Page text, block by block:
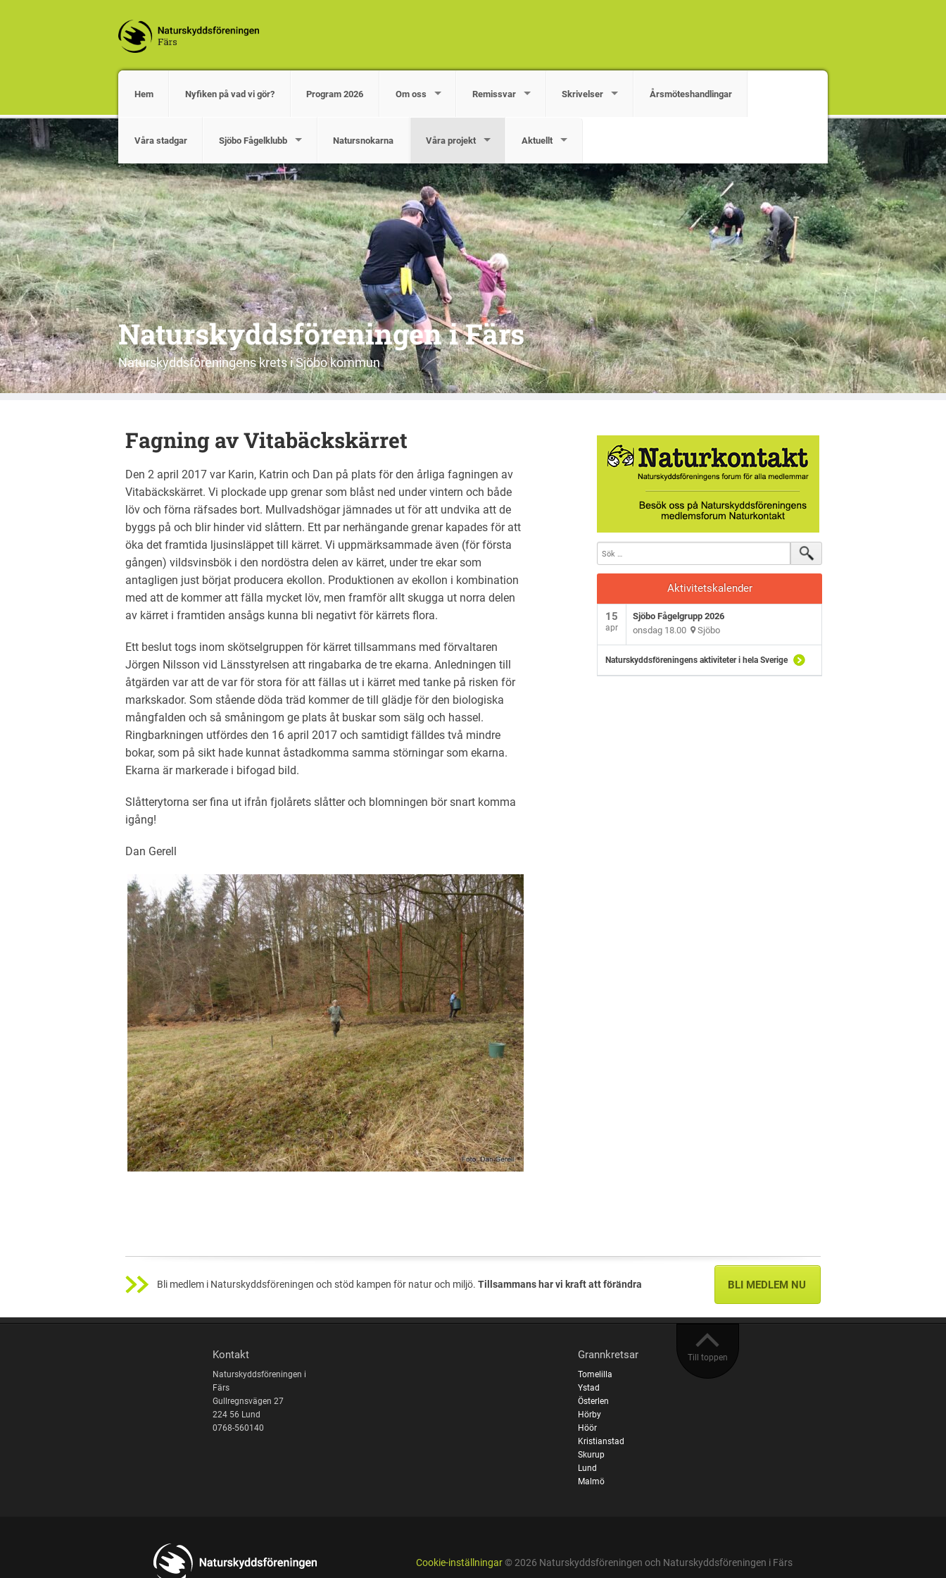
Hem Nyfiken på vad vi gör? Program 2026 Om oss Remissvar Skrivelser Årsmöteshandlingar
Våra stadgar Sjöbo Fågelklubb Natursnokarna Våra projekt Aktuellt
Naturskyddsföreningen i Färs
Naturskyddsföreningens krets i Sjöbo kommun
Fagning av Vitabäckskärret
Den 2 april 2017 var Karin, Katrin och Dan på plats för den årliga fagningen av
Vitabäckskärret. Vi plockade upp grenar som blåst ned under vintern och både
löv och förna räfsades bort. Mullvadshögar jämnades ut för att undvika att de
byggs på och blir hinder vid slåttern. Ett par nerhängande grenar kapades för att
öka det framtida ljusinsläppet till kärret. Vi uppmärksammade även (för första
gången) vildsvinsbök i den nordöstra delen av kärret, under tre ekar som
antagligen just börjat producera ekollon. Produktionen av ekollon i kombination
med att de kommer att fälla mycket löv, men framför allt skugga ut norra delen
av kärret i framtiden ansågs kunna bli negativt för kärrets flora.
Ett beslut togs inom skötselgruppen för kärret tillsammans med förvaltaren
Jörgen Nilsson vid Länsstyrelsen att ringabarka de tre ekarna. Anledningen till
åtgärden var att de var för stora för att fällas ut i kärret med tanke på risken för
markskador. Som stående döda träd kommer de till glädje för den biologiska
mångfalden och så småningom ge plats åt buskar som sälg och hassel.
Ringbarkningen utfördes den 16 april 2017 och samtidigt fälldes två mindre
bokar, som på sikt hade kunnat åstadkomma samma störningar som ekarna.
Ekarna är markerade i bifogad bild.
Slåtterytorna ser fina ut ifrån fjolårets slåtter och blomningen bör snart komma
igång!
Dan Gerell
Aktivitetskalender
15
apr
Sjöbo Fågelgrupp 2026
onsdag 18.00 Sjöbo
Naturskyddsföreningens aktiviteter i hela Sverige
Bli medlem i Naturskyddsföreningen och stöd kampen för natur och miljö. Tillsammans har vi kraft att förändra BLI MEDLEM NU
Till toppen
Kontakt
Naturskyddsföreningen i
Färs
Gullregnsvägen 27
224 56 Lund
0768-560140
Grannkretsar
Tomelilla
Ystad
Österlen
Hörby
Höör
Kristianstad
Skurup
Lund
Malmö
Cookie-inställningar© 2026 Naturskyddsföreningen och Naturskyddsföreningen i Färs